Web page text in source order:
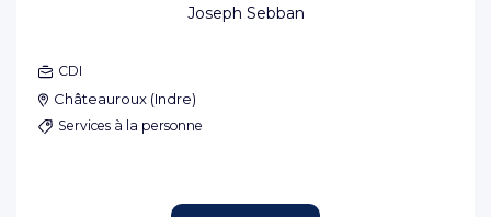
Joseph Sebban
CDI
Châteauroux (Indre)
Services à la personne